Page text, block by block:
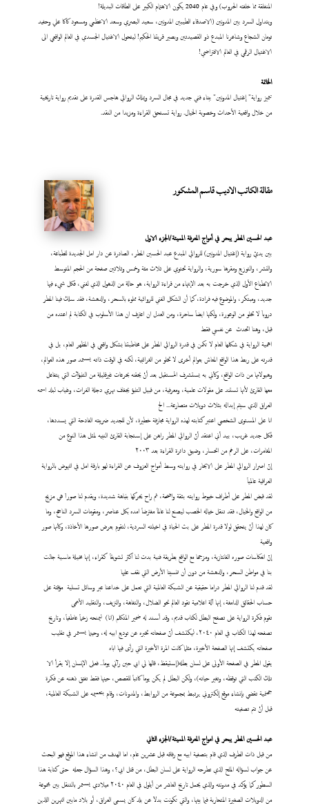
المنفلقة مما خلفته الحروب) وفي عام 2040 يكون الاهتمام الكبير على الطاقات البديلة!
ويتداول السرد بين المدونين (الاصدقاء الطيبين المدونين، سعيد البصري وسعد الاعظمي ومسعود كاكا علي وحفيد
تومان الشجاع وشاعرنا المبدع ذو القصيدتين وبصير قريتنا الحكيم! ليتحول الاغتيال الجسدي في العالم الواقعي الى
الاغتيال الرقمي في العالم الافتراضي!
الخاتمة
تتميز رواية" إغتيال المدونين" ببناء فني جديد في مجال السرد ويملك الروائي هاجس القدرة على تقديم رواية تاريخية
من خلال واقعية الأحداث وخصوبة الخيال. رواية تستحق القراءة ومزيدا من النقد.
مقالة الكاتب الاديب قاسم المشكور
عبدالحسين المطر يبحر في أمواج المعرفة المميتة/الجزء الاول
بين يديّ رواية (إغتيال المدونين) للروائي المبدع عبد الحسين المطر، الصادرة عن دار امل الجديدة للطباعة،
والنشر، والتوزيع ومقرها سورية، والرواية تحتوي على ثلاث مئة وخمس وثلاثين صفحة من الحجم المتوسط
الانطباع الأول الذي خرجت به بعد الإنتهاء من قراءة الرواية، هو حالة من الذهول الذي لفني، فكل شيء فيها
جديد، ومبتكر، والموضوع فيه فرادة، كما أن الشكل الفني للروائية مملوء بالسحر، والدهشة، فقد سلك فينا المطر
دروباَ لا تخلو من الوعورة، ولكنها ايضاَ ساحرة، ومن العدل ان اعترف ان هذا الأسلوب في الكتابة لم اعتده من
قبل، وهنا اتحدث عن نفسي فقط
اهمية الرواية في شكلها العام لا تكمن في قدرة الروائي المطر على مخاطبتنا بشكل واقعي في المظهر العام، بل في
قدرته على ربط هذا الواقع المعاش بعوالم أخرى لا تخلو من الغرائبية، لكنه في الوقت ذاته يستمد صور هذه العوالم،
وهيولاتها من ذات الواقع، وكأني به يستشرف المستقبل بعد أنْ يحقنه بحرعات غيرقليلة من التنبؤآت التي يتفاعل
معها القارئ لأنها تستند على مقولات علمية، ومعرفية، من قبيل التنبؤ بجفاف نهري دجلة الفرات، وغياب لبلد اسمه
العراق الذي سيتم إبداله بثلاث دويلات متصارعة... الخ
انا على المستوى الشخصي اعتبر كتابته لهذه الرواية مجازفة خطيرة، لأن للجديد ضريبته الفادحة التي يسددها،
فكل جديد غريب، بيد أني اعتقد أنّ الروائي المطر راهن على إستجابة القارئ النبيه لمثل هذا النوع من
المغامرات، على الرغم من انحسار، وضيق دائرة القراءة بعد ٢٠٠٣
إنّ اصرار الروائي المطر على الابحار في روايته وسط أمواج العزوف عن القراءة لهو بارقة امل في النهوض بالرواية
العراقية عالمياَ
لقد قبض المطر على أطراف خيوط روايته بثقة واضحة، ثم راح يحركها بنباهة شديدة، ويقدم لنا صوراَ هي مزيج
من الواقع والخيال، فقد تنقل خياله الخصب ليصنع لنا عالماَ مفترضاَ امده بكل عناصر، ومقومات السرد الناجح، وما
كان لهذا أنْ يتحقق لولا قدرة المطر على بث الحياة في اخيلته السردية، لتقوم بعرض صورها الأخاذة، وكأنها صور
واقعية
إنّ انعكاسات صوره الفانتازية، ومزجها مع الواقع بطريقة فنية بدت لنا اكثر تشويقاَ كقراء، إنها مخيلة ماسية جالت
بنا في مواطن السحر، والدهشة من دون أن تنسينا الأرض التي نقف عليها
لقد قدم لنا الروائي المطر دراما حقيقية عن الشبكة العالمية التي تعمل على خداعنا عبر وسائل تسلية مؤقتة على
حساب الحقائق الدامغة، إنها آلة اعلامية تقود العالم نحو الضلال، والتفاهة، والنزيف، والتقليد الأعمى
تقوم فكرة الرواية على تصفح البطل لكتاب قديم، وقد أسند له ضمير المتكلم (انا) ليمنحه زخماَ عاطفياَ، وتاريخ
تصفحه لهذا الكتاب في العام ٢٠٤٠، ليكتشف أنّ صفحاته تخبره عن توديع ابيه له، وحينما يستمر في تقليب
صفحاته يكتشف إنها الصفحة الأخيرة، مثلما كانت المرة الأخيرة التي رأى فيها اباه
تلك الكتب التي توقظه، وتغير حياته)، ولكن البطل لم يكن يوماَ كاتباَ للقصص، حينها فقط تفتق ذهنه عن فكرة
جهنمية تقضي بإنشاء موقع إلكتروني يرتبط بمجموعة من الروابط، والمدونات، وقام بتعميمه على الشبكة العالمية،
قبل أنْ تتم تصفيته
عبدالحسين المطر يبحر في امواج المعرفة المميتة/الجزء الثاني
من قبل ذات الطرف الذي قام بتصفية ابيه مع رفاقه قبل عشرين عام، اما الهدف من انشاء هذا الموقع فهو البحث
عن جواب لسؤاله الملح الذي تطرحه الرواية على لسان البطل، من قتل ابي؟، وهذا السؤال جعله حتى كتابة هذا
السطور كما يؤكد في مدونته والذي يحمل تاريخ العاشر من أيلول في العام ٢٠٤٠ ميلادي يستمر بالتنقل بين مجموعة
من الدويلات الصغيرة المتحاربة فيما بينها، والتي تكونت بدلاَ عن بلد كان يسمى العراق، أو بلاد مابين النهرين اللذين